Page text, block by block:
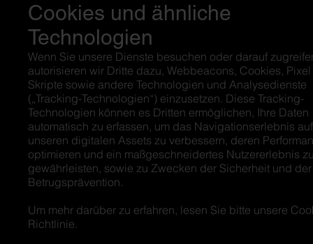
Cookies und ähnliche
Technologien
Wenn Sie unsere Dienste besuchen oder darauf
autorisieren wir Dritte dazu, Webbeacons, Cookies, Pixel
Skripte sowie andere Technologien und Analysedienste
(„Tracking-Technologien“) einzusetzen. Diese Tracking-
Technologien können es Dritten ermöglichen, Ihre Daten
automatisch zu erfassen, um das Navigationserlebnis auf
unseren digitalen Assets zu verbessern, deren
optimieren und ein maßgeschneidertes Nutzererlebnis
gewährleisten, sowie zu Zwecken der Sicherheit und der
Betrugsprävention.
Um mehr darüber zu erfahren, lesen Sie bitte unsere
Richtlinie.